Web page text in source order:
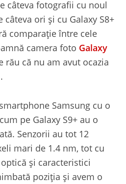
câteva fotografii cu noul
ori și cu Galaxy S8+
comparație între cele
camera foto Galaxy
rău că nu am avut ocazia
Samsung cu o
pe Galaxy S9+ au o
Senzorii au tot 12
mari de 1.4 nm, tot cu
și caracteristici
poziția și avem o